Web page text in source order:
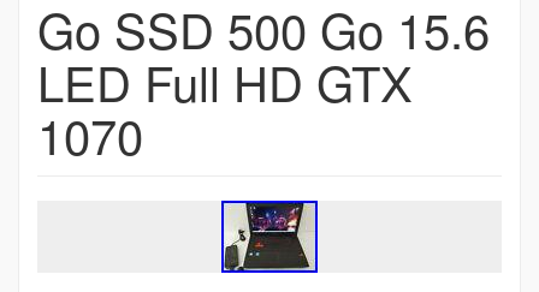
Go SSD 500 Go 15.6
LED Full HD GTX
1070